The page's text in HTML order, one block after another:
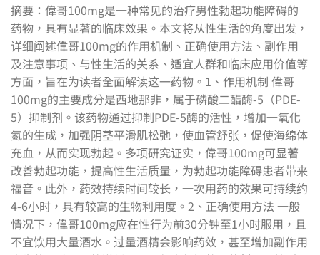
摘要：偉哥100mg是一种常见的治疗男性勃起功能障碍的
药物，具有显著的临床效果。本文将从性生活的角度出发，
详细阐述偉哥100mg的作用机制、正确使用方法、副作用
及注意事项、与性生活的关系、适宜人群和临床应用价值等
方面，旨在为读者全面解读这一药物。1、作用机制 偉哥
100mg的主要成分是西地那非，属于磷酸二酯酶-5（PDE-
5）抑制剂。该药物通过抑制PDE-5酶的活性，增加一氧化
氮的生成，加强阴茎平滑肌松弛，使血管舒张，促使海绵体
充血，从而实现勃起。多项研究证实，偉哥100mg可显著
改善勃起功能，提高性生活质量，为勃起功能障碍患者带来
福音。此外，药效持续时间较长，一次用药的效果可持续约
4-6小时，具有较高的生物利用度。2、正确使用方法 一般
情况下，偉哥100mg应在性行为前30分钟至1小时服用，且
不宜饮用大量酒水。过量酒精会影响药效，甚至增加副作用